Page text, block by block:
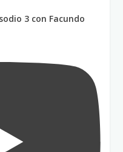
3 con Facundo